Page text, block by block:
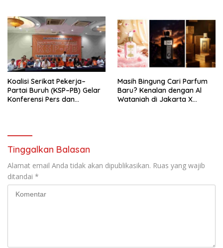
Tema: “Penguatan dan
Pengembangan Organisasi
KBI yang Berbasis Riset di
seluruh Indonesia dan
Mancanegara”.
Koalisi Serikat Pekerja–
Partai Buruh (KSP–PB) Gelar
Konferensi Pers dan
RUU Ketenagakerjaan Baru.
Masih Bingung Cari Parfum
Baru? Kenalan dengan Al
Wataniah di Jakarta X
Tinggalkan Balasan
Alamat email Anda tidak akan dipublikasikan. Ruas yang wajib
ditandai *